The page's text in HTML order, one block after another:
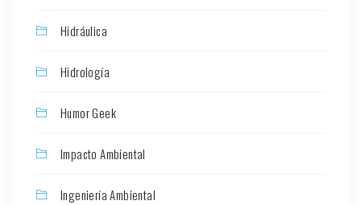
Hidráulica
Hidrología
Humor Geek
Impacto Ambiental
Ingeniería Ambiental